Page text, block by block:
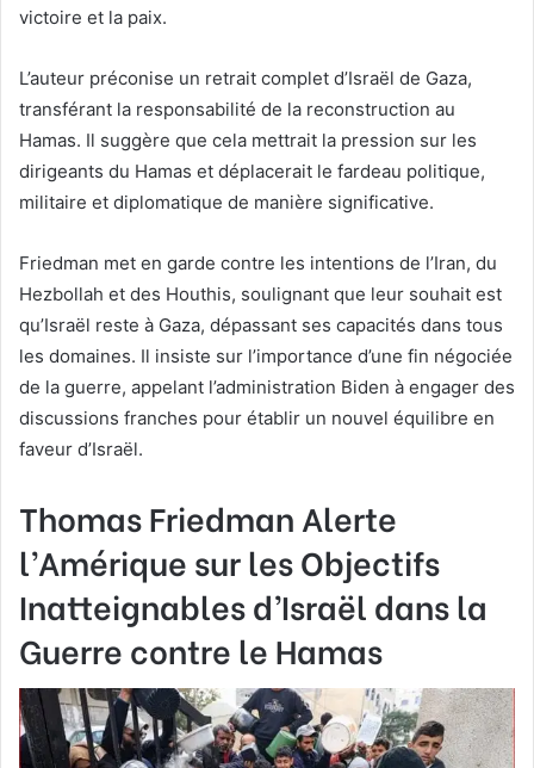
victoire et la paix.
L’auteur préconise un retrait complet d’Israël de Gaza,
transférant la responsabilité de la reconstruction au
Hamas. Il suggère que cela mettrait la pression sur les
dirigeants du Hamas et déplacerait le fardeau politique,
militaire et diplomatique de manière significative.
Friedman met en garde contre les intentions de l’Iran, du
Hezbollah et des Houthis, soulignant que leur souhait est
qu’Israël reste à Gaza, dépassant ses capacités dans tous
les domaines. Il insiste sur l’importance d’une fin négociée
de la guerre, appelant l’administration Biden à engager des
discussions franches pour établir un nouvel équilibre en
faveur d’Israël.
Thomas Friedman Alerte
l’Amérique sur les Objectifs
Inatteignables d’Israël dans la
Guerre contre le Hamas